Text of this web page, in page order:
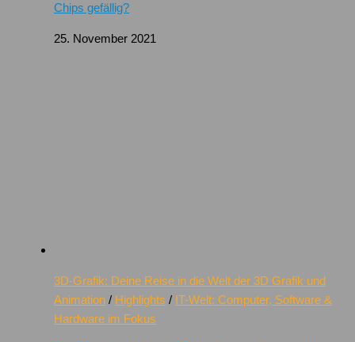
Chips gefällig?
25. November 2021
3D-Grafik: Deine Reise in die Welt der 3D Grafik und
Animation / Highlights / IT-Welt: Computer, Software &
Hardware im Fokus